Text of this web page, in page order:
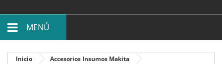
MENÚ
Inicio
Accesorios Insumos Makita